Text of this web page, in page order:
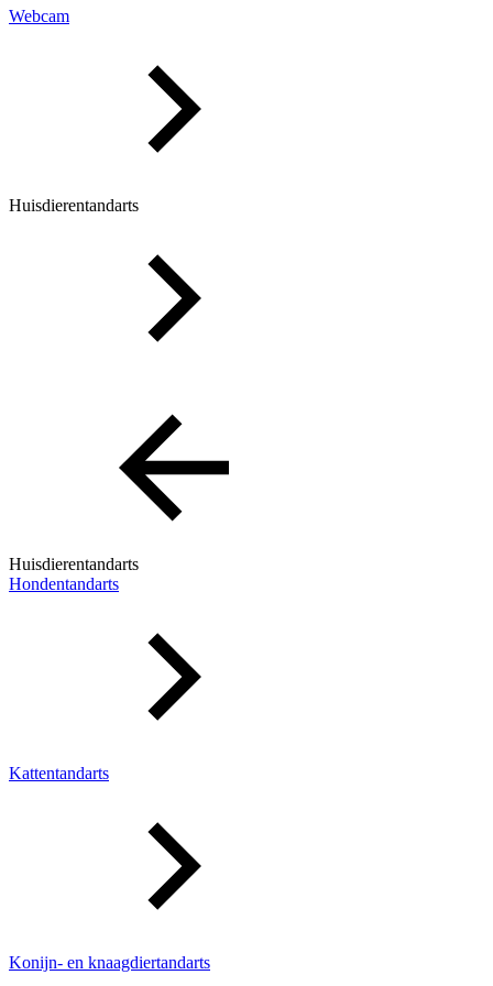
Webcam
Huisdierentandarts
Huisdierentandarts
Hondentandarts
Kattentandarts
Konijn- en knaagdiertandarts